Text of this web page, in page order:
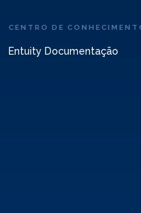
CENTRO DE
Entuity Documentação